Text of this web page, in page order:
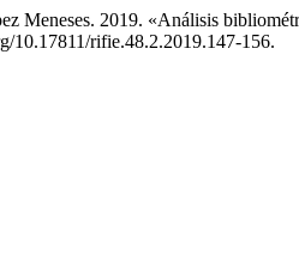
Meneses. 2019. «Análisis
10.17811/rifie.48.2.2019.147-156.